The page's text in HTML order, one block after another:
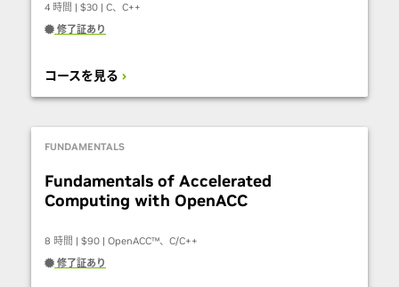
4 時間 | $30 | C、C++
修了証あり
コースを見る
FUNDAMENTALS
Fundamentals of Accelerated
Computing with OpenACC
8 時間 | $90 | OpenACC™、C/C++
修了証あり